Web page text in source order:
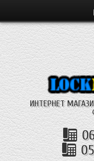
ИНТЕРНЕТ